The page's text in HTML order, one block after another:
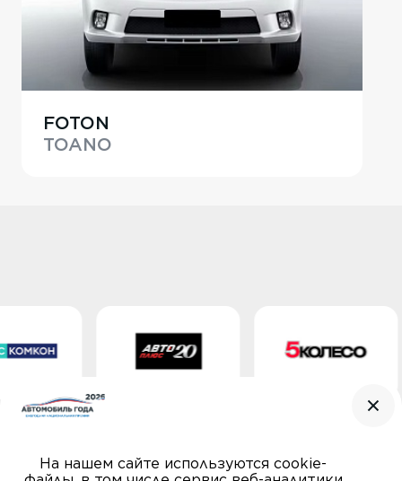
FOTON
TOANO
На нашем сайте используются cookie-